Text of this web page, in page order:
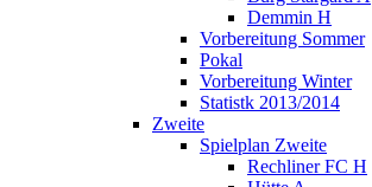
Demmin H
Vorbereitung Sommer
Pokal
Vorbereitung Winter
Statistk 2013/2014
Zweite
Spielplan Zweite
Rechliner FC H